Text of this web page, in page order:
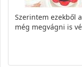
Szerintem ezekből
még megvágni is